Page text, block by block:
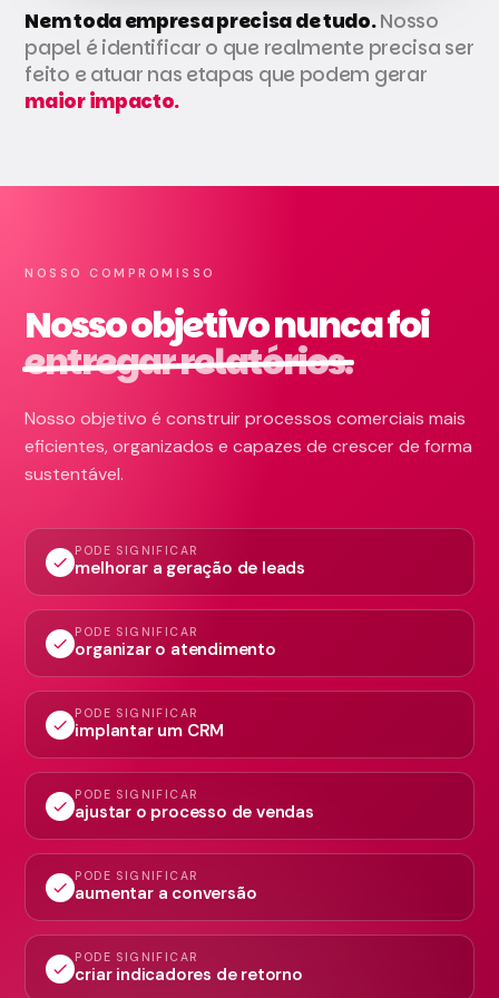
Nem toda empresa precisa de tudo.Nosso
papel é identificar o que realmente precisa ser
feito e atuar nas etapas que podem gerar
maior impacto.
NOSSO COMPROMISSO
Nosso objetivo nunca foi
entregar relatórios.
Nosso objetivo é construir processos comerciais mais
eficientes, organizados e capazes de crescer de forma
sustentável.
check
PODE SIGNIFICAR
melhorar a geração de leads
check
PODE SIGNIFICAR
organizar o atendimento
check
PODE SIGNIFICAR
implantar um CRM
check
PODE SIGNIFICAR
ajustar o processo de vendas
check
PODE SIGNIFICAR
aumentar a conversão
check
PODE SIGNIFICAR
criar indicadores de retorno